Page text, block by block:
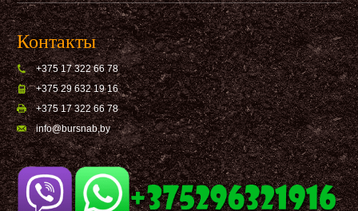
Контакты
+375 17 322 66 78
+375 29 632 19 16
+375 17 322 66 78
info@bursnab,by